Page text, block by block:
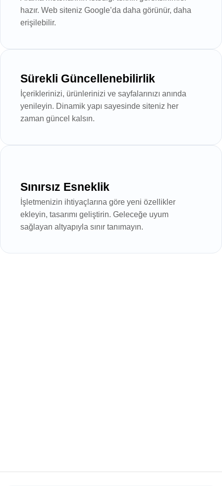
hazır. Web siteniz Google’da daha görünür, daha
erişilebilir.
Sürekli Güncellenebilirlik
İçeriklerinizi, ürünlerinizi ve sayfalarınızı anında
yenileyin. Dinamik yapı sayesinde siteniz her
zaman güncel kalsın.
Sınırsız Esneklik
İşletmenizin ihtiyaçlarına göre yeni özellikler
ekleyin, tasarımı geliştirin. Geleceğe uyum
sağlayan altyapıyla sınır tanımayın.